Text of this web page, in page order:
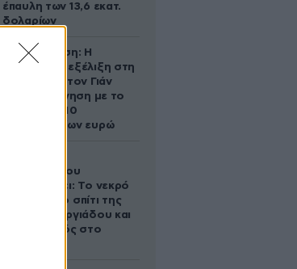
έπαυλη των 13,6 εκατ.
δολαρίων
Αθηνά Ωνάση: Η
απρόσμενη εξέλιξη στη
διαμάχη με τον Γιάν
Τοπς – Η κίνηση με το
άλογο των 10
εκατομμυρίων ευρώ
Τζώρτζογλου
αποκαλύπτει: Το νεκρό
έμβρυο στο σπίτι της
Μαρίας Γεωργιάδου και
ο εγκλεισμός στο